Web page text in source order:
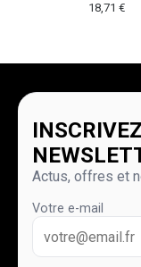
18,71 €
Actus, offres et
Votre e-mail